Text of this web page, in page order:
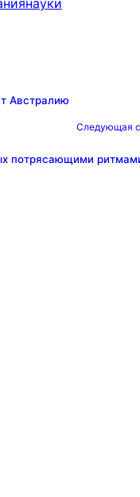
науки
Австралию
Следующая
потрясающими